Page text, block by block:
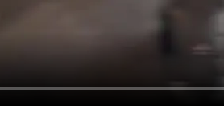
Click to unmute